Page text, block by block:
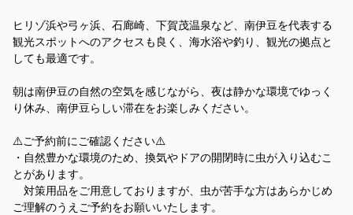
ヒリゾ浜や弓ヶ浜、石廊崎、下賀茂温泉など、南伊豆を代表する
観光スポットへのアクセスも良く、海水浴や釣り、観光の拠点と
しても最適です。
朝は南伊豆の自然の空気を感じながら、夜は静かな環境でゆっく
り休み、南伊豆らしい滞在をお楽しみください。
⚠️ご予約前にご確認ください⚠️
・自然豊かな環境のため、換気やドアの開閉時に虫が入り込むこ
とがあります。
対策用品をご用意しておりますが、虫が苦手な方はあらかじめ
ご理解のうえご予約をお願いいたします。